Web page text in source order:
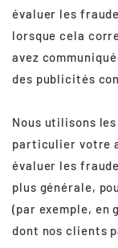
évaluer les
lorsque cela
avez
des publicités
Nous utilisons
particulier votre
évaluer les
plus générale,
(par exemple, en
dont nos clients